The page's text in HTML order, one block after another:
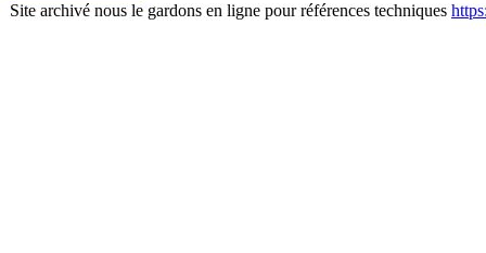
Site archivé nous le gardons en ligne pour références techniques